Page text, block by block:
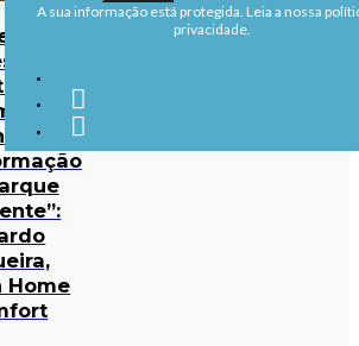
na
sim
Home
A sua informação está protegida. Leia a nossa
privacidade.